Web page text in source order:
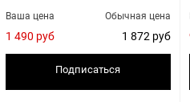
Обычная цена
1 872 руб
Ваша цена
1 490 руб
Подписаться